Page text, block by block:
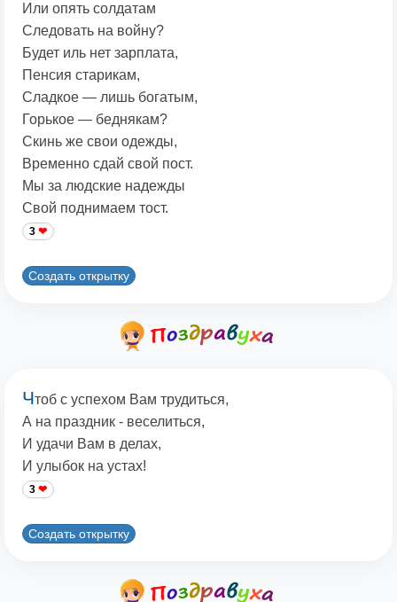
Или опять солдатам
Следовать на войну?
Будет иль нет зарплата,
Пенсия старикам,
Сладкое — лишь богатым,
Горькое — беднякам?
Скинь же свои одежды,
Временно сдай свой пост.
Мы за людские надежды
Свой поднимаем тост.
3
Создать открытку
Чтоб с успехом Вам трудиться,
А на праздник - веселиться,
И удачи Вам в делах,
И улыбок на устах!
3
Создать открытку